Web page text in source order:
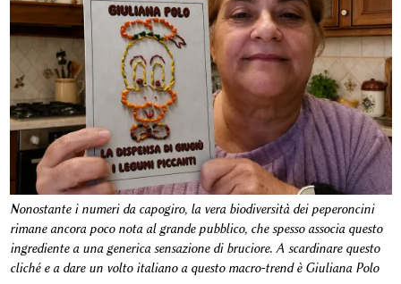
Nonostante i numeri da capogiro, la vera biodiversità dei peperoncini
rimane ancora poco nota al grande pubblico, che spesso associa questo
ingrediente a una generica sensazione di bruciore. A scardinare questo
cliché e a dare un volto italiano a questo macro-trend è Giuliana Polo